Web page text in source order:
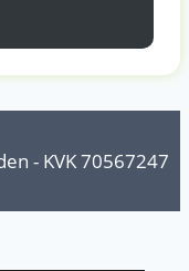
- KVK 70567247